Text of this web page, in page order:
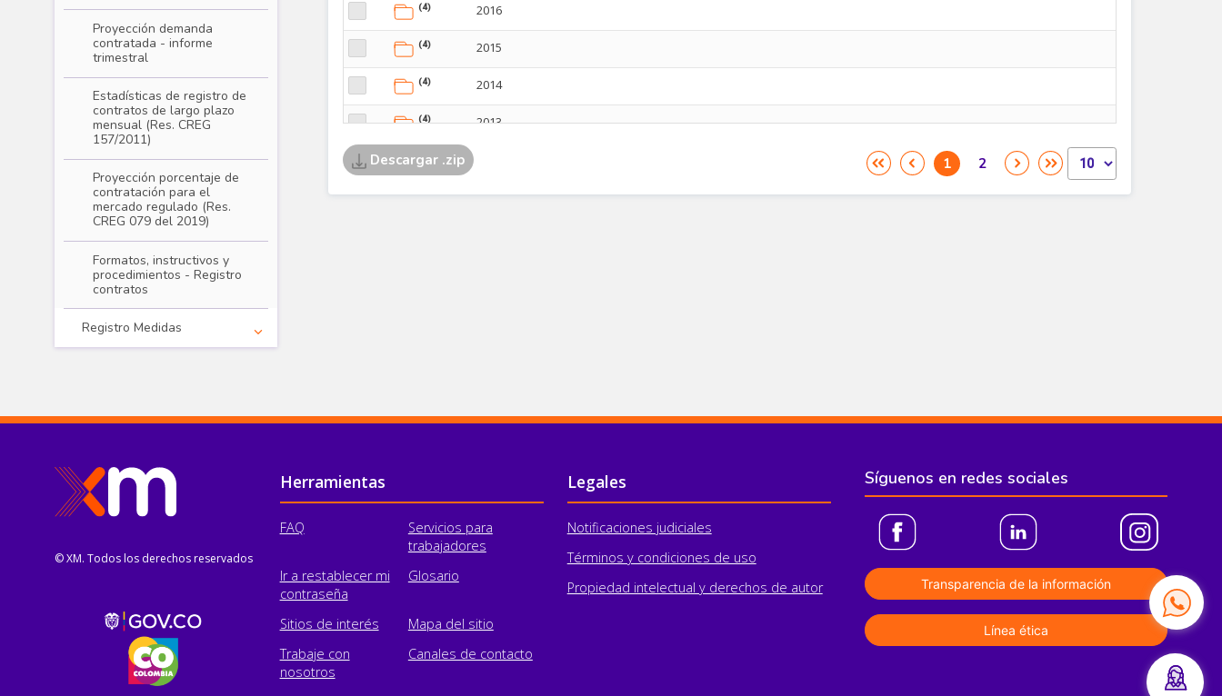
Proyección demanda
contratada - informe
trimestral
Estadísticas de registro de
contratos de largo plazo
mensual (Res. CREG
157/2011)
Proyección porcentaje de
contratación para el
mercado regulado (Res.
CREG 079 del 2019)
Formatos, instructivos y
procedimientos - Registro
contratos
Registro Medidas
© XM. Todos los derechos reservados
Pie de página
Herramientas
FAQ
Servicios para
trabajadores
Ir a restablecer mi
contraseña
Glosario
Sitios de interés
Mapa del sitio
Trabaje con
nosotros
Canales de contacto
Legales
Notificaciones judiciales
Términos y condiciones de uso
Propiedad intelectual y derechos de autor
Síguenos en redes sociales
Transparencia de la información
Línea ética